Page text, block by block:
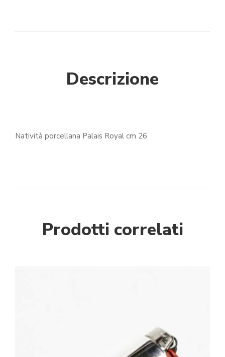
Descrizione
Natività porcellana Palais Royal cm 26
Prodotti correlati